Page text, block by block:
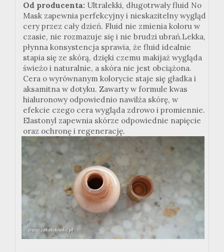
Od producenta: Ultralekki, długotrwały fluid No
Mask zapewnia perfekcyjny i nieskazitelny wygląd
cery przez cały dzień. Fluid nie zmienia koloru w
czasie, nie rozmazuje się i nie brudzi ubrań.Lekka,
płynna konsystencja sprawia, że fluid idealnie
stapia się ze skórą, dzięki czemu makijaż wygląda
świeżo i naturalnie, a skóra nie jest obciążona.
Cera o wyrównanym kolorycie staje się gładka i
aksamitna w dotyku. Zawarty w formule kwas
hialuronowy odpowiednio nawilża skórę, w
efekcie czego cera wygląda zdrowo i promiennie.
Elastonyl zapewnia skórze odpowiednie napięcie
oraz ochronę i regenerację.